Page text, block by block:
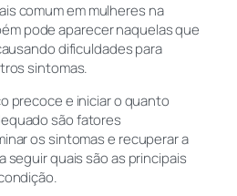
comum em mulheres na
pode aparecer naquelas que
dificuldades para
sintomas.
precoce e iniciar o quanto
são fatores
os sintomas e recuperar a
seguir quais são as principais